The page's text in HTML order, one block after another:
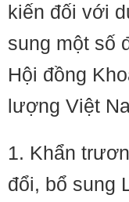
kiến đối với
sung một số
Hội đồng
lượng Việt
1. Khẩn
đổi, bổ sung